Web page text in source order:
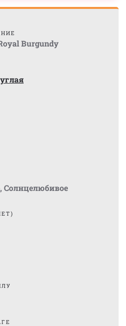
Burgundy
, Солнцелюбивое